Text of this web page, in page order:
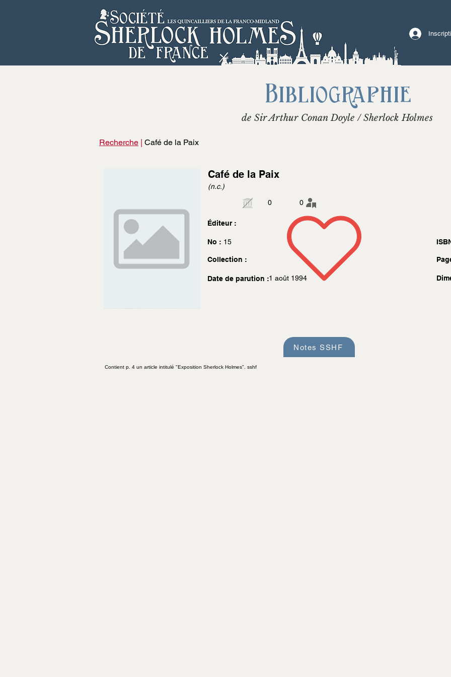
Bibliographie
de Sir Arthur Conan Doyle / Sherlock Holmes
Recherche | Café de la Paix
Café de la Paix
(n.c.)
0
0
Éditeur :
No : 15
Collection :
Date de parution :1 août 1994
Notes SSHF
Contient p. 4 un article intitulé "Exposition Sherlock Holmes". sshf